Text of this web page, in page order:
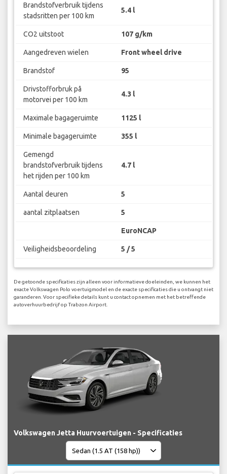
Brandstofverbruik tijdens
stadsritten per 100 km
5.4 l
CO2 uitstoot 107 g/km
Aangedreven wielen Front wheel drive
Brandstof 95
Drivstofforbruk på
motorvei per 100 km
4.3 l
Maximale bagageruimte 1125 l
Minimale bagageruimte 355 l
Gemengd
brandstofverbruik tijdens
het rijden per 100 km
4.7 l
Aantal deuren 5
aantal zitplaatsen 5
EuroNCAP
Veiligheidsbeoordeling 5 / 5
De getoonde specificaties zijn alleen voor informatieve doeleinden, we kunnen het
exacte Volkswagen Polo voertuigmodel en de exacte specificaties die u ontvangt niet
garanderen. Voor specifieke details kunt u contact opnemen met het betreffende
autoverhuurbedrijf op Trabzon Airport.
Volkswagen Jetta Huurvoertuigen - Specificaties